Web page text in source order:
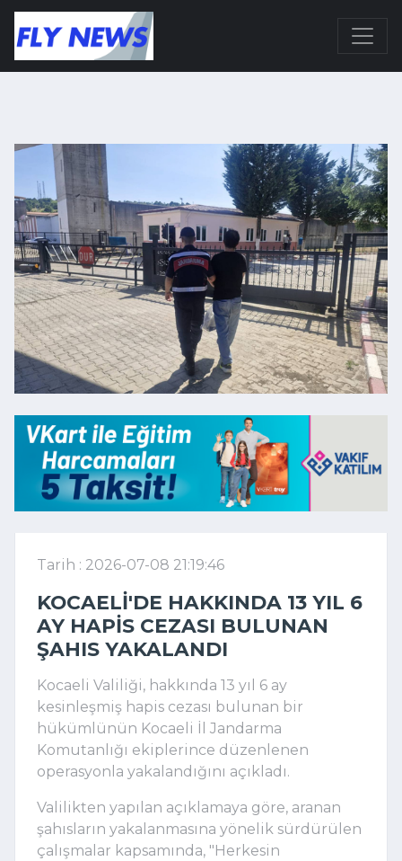
Tarih : 2026-07-08 21:19:46
KOCAELI'DE HAKKINDA 13 YIL 6
AY HAPIS CEZASI BULUNAN
ŞAHIS YAKALANDI
Kocaeli Valiliği, hakkında 13 yıl 6 ay
kesinleşmiş hapis cezası bulunan bir
hükümlünün Kocaeli İl Jandarma
Komutanlığı ekiplerince düzenlenen
operasyonla yakalandığını açıkladı.
Valilikten yapılan açıklamaya göre, aranan
şahısların yakalanmasına yönelik sürdürülen
çalışmalar kapsamında, "Herkesin